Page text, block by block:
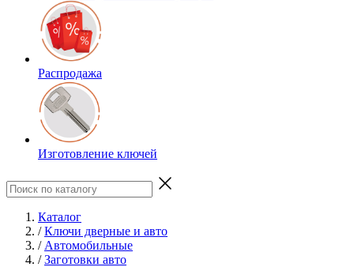
Распродажа
Изготовление ключей
Каталог
/ Ключи дверные и авто
/ Автомобильные
/ Заготовки авто